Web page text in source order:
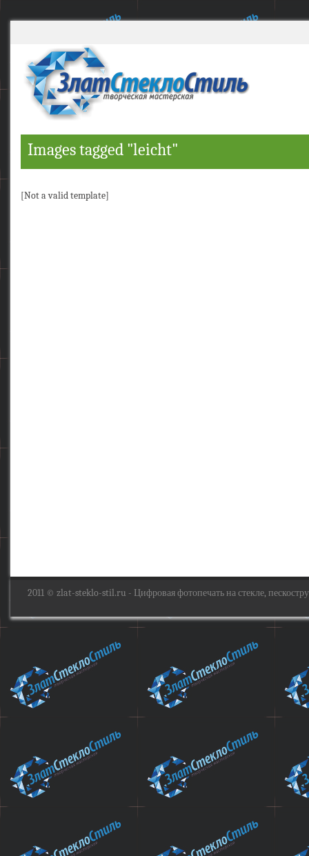
Images tagged "leicht"
[Not a valid template]
2011 © zlat-steklo-stil.ru - Цифровая фотопечать на стекле,